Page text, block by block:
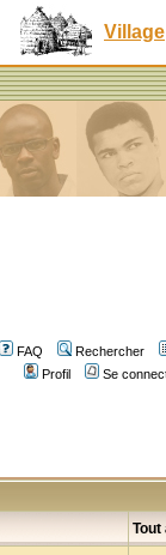
Village
FAQ
Rechercher
Profil
Se
Tout